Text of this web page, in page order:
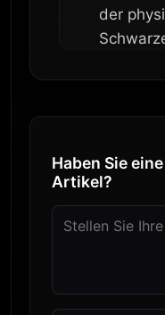
der
Haben Sie
Artikel?